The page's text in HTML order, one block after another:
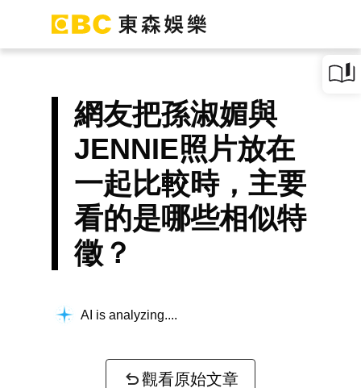
網友把孫淑媚與
JENNIE照片放在
一起比較時，主要
看的是哪些相似特
徵？
AI is analyzing...
觀看原始文章